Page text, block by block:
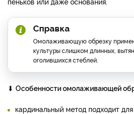
Справка
Омолаживающую обрезку
культуры слишком длинных,
оголившихся стеблей.
⬇ Особенности омолаживающей
кардинальный метод подходит